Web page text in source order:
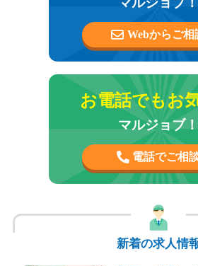
Webからご相
お電話でもお
マルジョブ！
電話でご相
新着の求人情